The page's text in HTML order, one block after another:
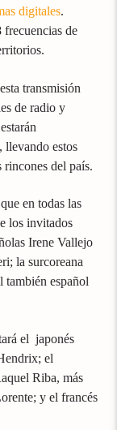
digitales.
frecuencias de
transmisión
de radio y
estos
rincones del país.
en todas las
los invitados
Irene Vallejo
la surcoreana
español
el japonés
el
Riba, más
y el francés